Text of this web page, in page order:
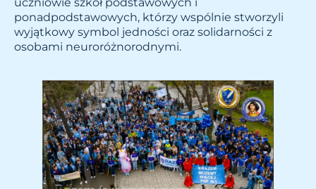
ponadpodstawowych, którzy wspólnie stworzyli
wyjątkowy symbol jedności oraz solidarności z
osobami neuroróżnorodnymi.